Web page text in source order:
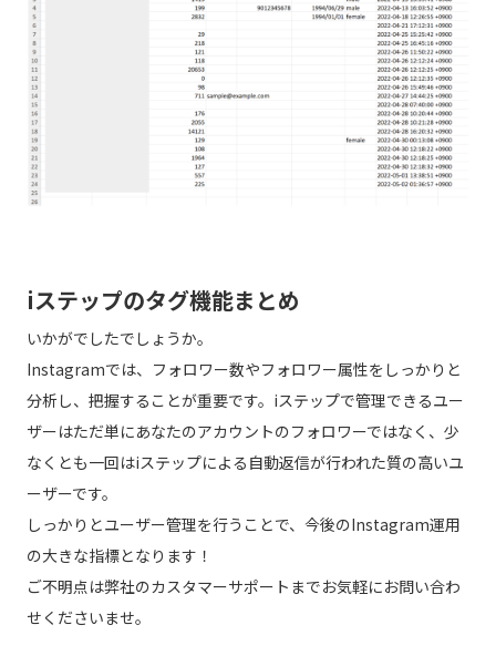
iステップのタグ機能まとめ
いかがでしたでしょうか。
Instagramでは、フォロワー数やフォロワー属性をしっかりと
分析し、把握することが重要です。iステップで管理できるユー
ザーはただ単にあなたのアカウントのフォロワーではなく、少
なくとも一回はiステップによる自動返信が行われた質の高いユ
ーザーです。
しっかりとユーザー管理を行うことで、今後のInstagram運用
の大きな指標となります！
ご不明点は弊社のカスタマーサポートまでお気軽にお問い合わ
せくださいませ。